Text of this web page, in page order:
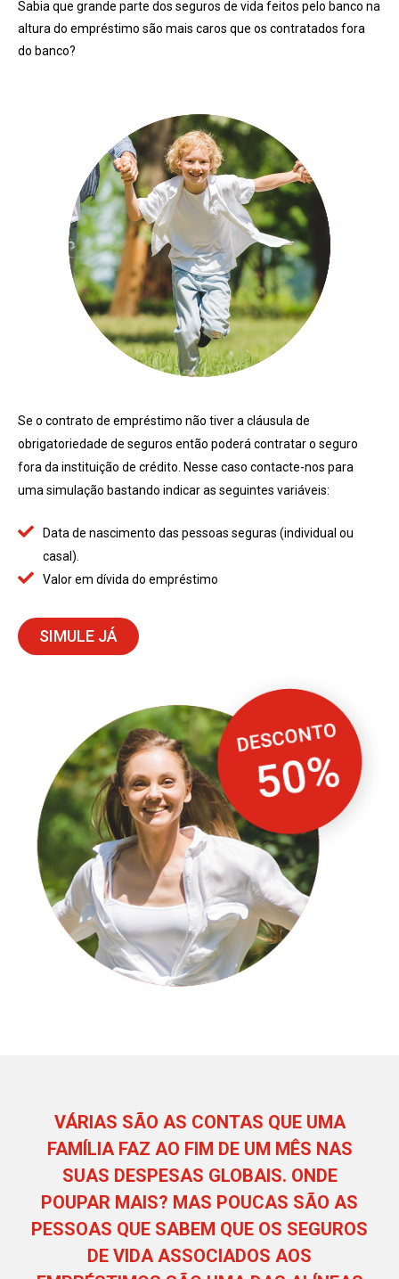
Sabia que grande parte dos seguros de vida feitos pelo banco na
altura do empréstimo são mais caros que os contratados fora
do banco?
Se o contrato de empréstimo não tiver a cláusula de
obrigatoriedade de seguros então poderá contratar o seguro
fora da instituição de crédito. Nesse caso contacte-nos para
uma simulação bastando indicar as seguintes variáveis:
Data de nascimento das pessoas seguras (individual ou
casal).
Valor em dívida do empréstimo
SIMULE JÁ
VÁRIAS SÃO AS CONTAS QUE UMA
FAMÍLIA FAZ AO FIM DE UM MÊS NAS
SUAS DESPESAS GLOBAIS. ONDE
POUPAR MAIS? MAS POUCAS SÃO AS
PESSOAS QUE SABEM QUE OS SEGUROS
DE VIDA ASSOCIADOS AOS